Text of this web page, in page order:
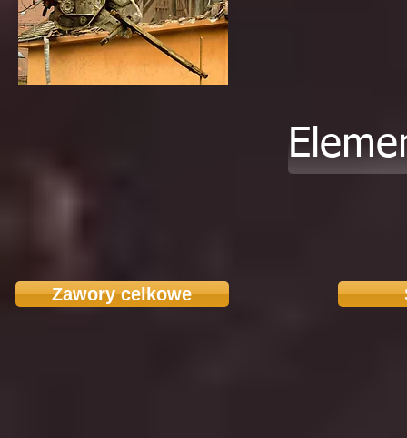
Zawory celkowe